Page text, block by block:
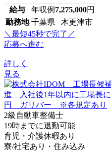
給与 年収例 7,275,000円
勤務地 千葉県 木更津市
＼最短45秒で完了／
応募へ進む
詳しく
見る
2級自動車整備士
19時までに退勤可能
育児・介護休暇あり
寮/社宅あり・住み込み